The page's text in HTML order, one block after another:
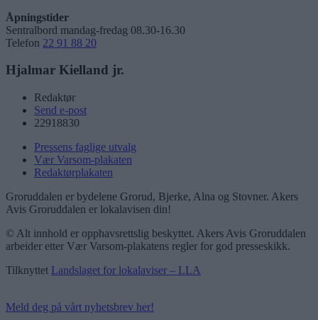
Åpningstider
Sentralbord mandag-fredag 08.30-16.30
Telefon 22 91 88 20
Hjalmar Kielland jr.
Redaktør
Send e-post
22918830
Pressens faglige utvalg
Vær Varsom-plakaten
Redaktørplakaten
Groruddalen er bydelene Grorud, Bjerke, Alna og Stovner. Akers
Avis Groruddalen er lokalavisen din!
© Alt innhold er opphavsrettslig beskyttet. Akers Avis Groruddalen
arbeider etter Vær Varsom-plakatens regler for god presseskikk.
Tilknyttet Landslaget for lokalaviser – LLA
Meld deg på vårt nyhetsbrev her!